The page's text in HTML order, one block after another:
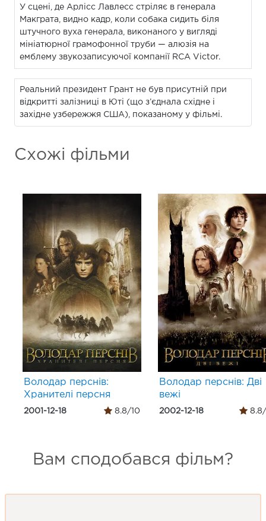
У сцені, де Арлісс Лавлесс стріляє в генерала
Макграта, видно кадр, коли собака сидить біля
штучного вуха генерала, виконаного у вигляді
мініатюрної грамофонної труби — алюзія на
емблему звукозаписуючої компанії RCA Victor.
Реальний президент Грант не був присутній при
відкритті залізниці в Юті (що з’єднала східне і
західне узбережжя США), показаному у фільмі.
Схожі фільми
Володар перснів:
Хранителі персня
2001-12-18 8.8/10
Володар перснів: Дві
вежі
2002-12-18 8.8/
Вам сподобався фільм?